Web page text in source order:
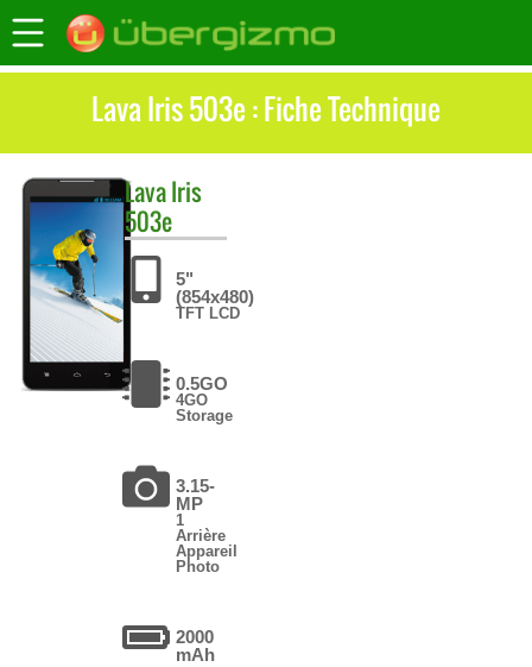
Lava Iris 503e : Fiche Technique
LavaIris
503e
5"
(854x480)
TFT LCD
0.5GO
4GO
Storage
3.15-
MP
1
Arrière
Appareil
Photo
2000
mAh